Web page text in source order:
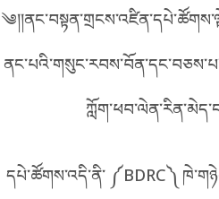
དཔེ་ཚོགས་འདི་ནི་ ༼BDRC༽
phonetics! How